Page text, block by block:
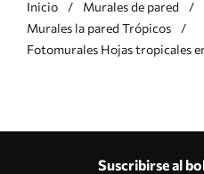
Inicio Murales de pared
Murales la pared Trópicos
Fotomurales Hojas tropicales
Suscribirse al